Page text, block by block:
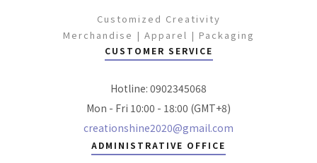
Customized Creativity
Merchandise | Apparel | Packaging
CUSTOMER SERVICE
Hotline: 0902345068
Mon - Fri 10:00 - 18:00 (GMT+8)
creationshine2020@gmail.com
ADMINISTRATIVE OFFICE